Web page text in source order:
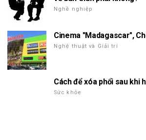
Nghề nghiệp
Cinema "Madagascar",
Nghệ thuật và Giải trí
Cách để xóa phổi sau khi
Sức khỏe